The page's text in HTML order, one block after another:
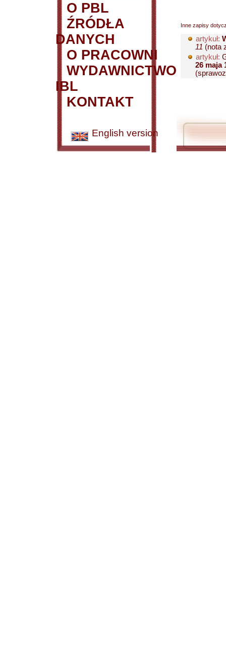
O PBL
ŹRÓDŁA
DANYCH
O PRACOWNI
WYDAWNICTWO
IBL
KONTAKT
English version
Inne zapisy
artykuł:
11 (nota
artykuł:
26 maja